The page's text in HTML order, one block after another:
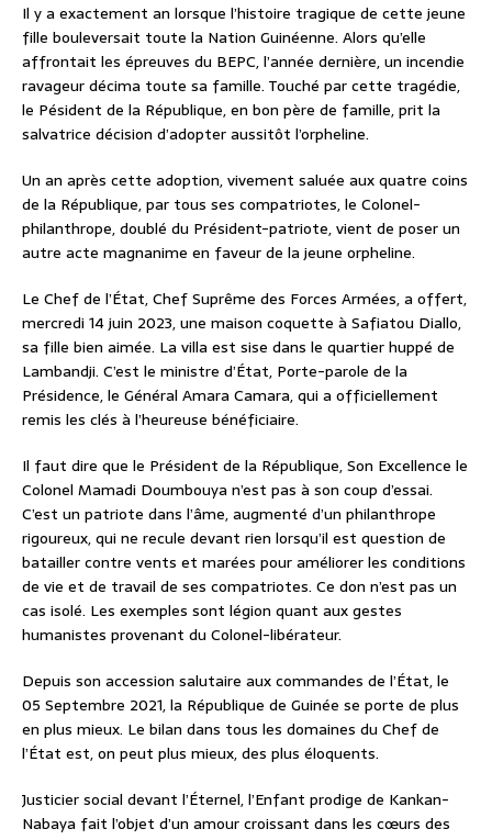
Il y a exactement an lorsque l’histoire tragique de cette jeune
fille bouleversait toute la Nation Guinéenne. Alors qu’elle
affrontait les épreuves du BEPC, l’année dernière, un incendie
ravageur décima toute sa famille. Touché par cette tragédie,
le Pésident de la République, en bon père de famille, prit la
salvatrice décision d’adopter aussitôt l’orpheline.
Un an après cette adoption, vivement saluée aux quatre coins
de la République, par tous ses compatriotes, le Colonel-
philanthrope, doublé du Président-patriote, vient de poser un
autre acte magnanime en faveur de la jeune orpheline.
Le Chef de l’État, Chef Suprême des Forces Armées, a offert,
mercredi 14 juin 2023, une maison coquette à Safiatou Diallo,
sa fille bien aimée. La villa est sise dans le quartier huppé de
Lambandji. C’est le ministre d’État, Porte-parole de la
Présidence, le Général Amara Camara, qui a officiellement
remis les clés à l’heureuse bénéficiaire.
Il faut dire que le Président de la République, Son Excellence le
Colonel Mamadi Doumbouya n’est pas à son coup d’essai.
C’est un patriote dans l’âme, augmenté d’un philanthrope
rigoureux, qui ne recule devant rien lorsqu’il est question de
batailler contre vents et marées pour améliorer les conditions
de vie et de travail de ses compatriotes. Ce don n’est pas un
cas isolé. Les exemples sont légion quant aux gestes
humanistes provenant du Colonel-libérateur.
Depuis son accession salutaire aux commandes de l’État, le
05 Septembre 2021, la République de Guinée se porte de plus
en plus mieux. Le bilan dans tous les domaines du Chef de
l’État est, on peut plus mieux, des plus éloquents.
Justicier social devant l’Éternel, l’Enfant prodige de Kankan-
Nabaya fait l’objet d’un amour croissant dans les cœurs des